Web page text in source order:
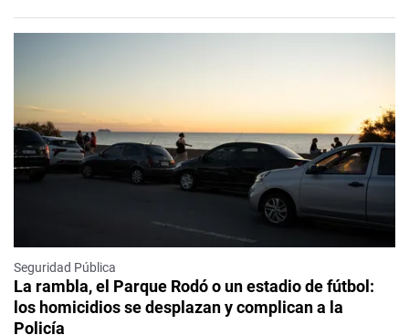
Seguridad Pública
La rambla, el Parque Rodó o un estadio de fútbol:
los homicidios se desplazan y complican a la
Policía